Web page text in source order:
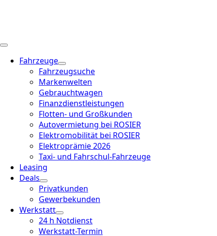
Fahrzeuge
Fahrzeugsuche
Markenwelten
Gebrauchtwagen
Finanzdienstleistungen
Flotten- und Großkunden
Autovermietung bei ROSIER
Elektromobilität bei ROSIER
Elektroprämie 2026
Taxi- und Fahrschul-Fahrzeuge
Leasing
Deals
Privatkunden
Gewerbekunden
Werkstatt
24 h Notdienst
Werkstatt-Termin